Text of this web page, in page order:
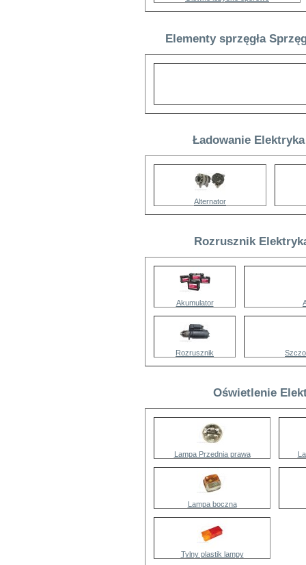
Elementy sprzęgła
Ładowanie
Alternator
Rozrusznik
Akumulator
Rozrusznik
Oświetlenie
Lampa Przednia prawa
Lampa boczna
Tylny plastik lampy